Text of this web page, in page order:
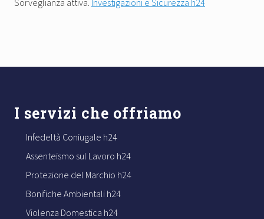
I servizi che offriamo
Infedeltà Coniugale h24
Assenteismo sul Lavoro h24
Protezione del Marchio h24
Bonifiche Ambientali h24
Violenza Domestica h24